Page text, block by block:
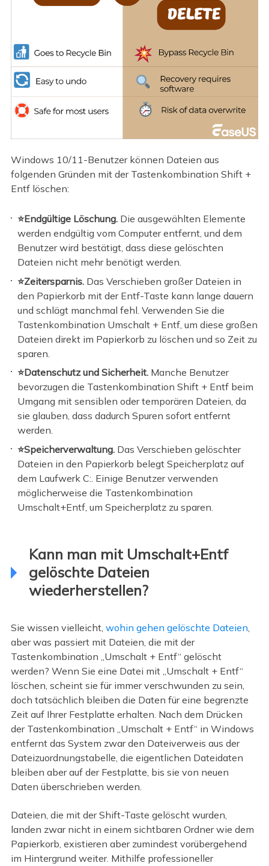
Windows 10/11-Benutzer können Dateien aus
folgenden Gründen mit der Tastenkombination Shift +
Entf löschen:
⭐Endgültige Löschung. Die ausgewählten Elemente
werden endgültig vom Computer entfernt, und dem
Benutzer wird bestätigt, dass diese gelöschten
Dateien nicht mehr benötigt werden.
⭐Zeitersparnis. Das Verschieben großer Dateien in
den Papierkorb mit der Entf-Taste kann lange dauern
und schlägt manchmal fehl. Verwenden Sie die
Tastenkombination Umschalt + Entf, um diese großen
Dateien direkt im Papierkorb zu löschen und so Zeit zu
sparen.
⭐Datenschutz und Sicherheit. Manche Benutzer
bevorzugen die Tastenkombination Shift + Entf beim
Umgang mit sensiblen oder temporären Dateien, da
sie glauben, dass dadurch Spuren sofort entfernt
werden.
⭐Speicherverwaltung. Das Verschieben gelöschter
Dateien in den Papierkorb belegt Speicherplatz auf
dem Laufwerk C:. Einige Benutzer verwenden
möglicherweise die Tastenkombination
Umschalt+Entf, um Speicherplatz zu sparen.
Kann man mit Umschalt+Entf
gelöschte Dateien
wiederherstellen?
Sie wissen vielleicht, wohin gehen gelöschte Dateien,
aber was passiert mit Dateien, die mit der
Tastenkombination „Umschalt + Entf“ gelöscht
werden? Wenn Sie eine Datei mit „Umschalt + Entf“
löschen, scheint sie für immer verschwunden zu sein,
doch tatsächlich bleiben die Daten für eine begrenzte
Zeit auf Ihrer Festplatte erhalten. Nach dem Drücken
der Tastenkombination „Umschalt + Entf“ in Windows
entfernt das System zwar den Dateiverweis aus der
Dateizuordnungstabelle, die eigentlichen Dateidaten
bleiben aber auf der Festplatte, bis sie von neuen
Daten überschrieben werden.
Dateien, die mit der Shift-Taste gelöscht wurden,
landen zwar nicht in einem sichtbaren Ordner wie dem
Papierkorb, existieren aber zumindest vorübergehend
im Hintergrund weiter. Mithilfe professioneller